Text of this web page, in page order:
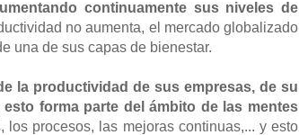
continuamente sus niveles de
no aumenta, el mercado globalizado
una de sus capas de bienestar.
la productividad de sus empresas, de su
forma parte del ámbito de las mentes
los procesos, las mejoras continuas,... y esto